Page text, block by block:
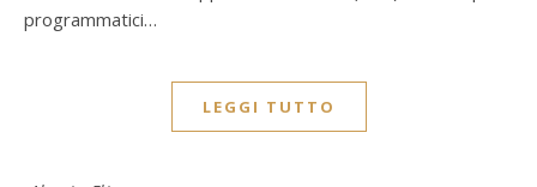
programmatici…
LEGGI TUTTO